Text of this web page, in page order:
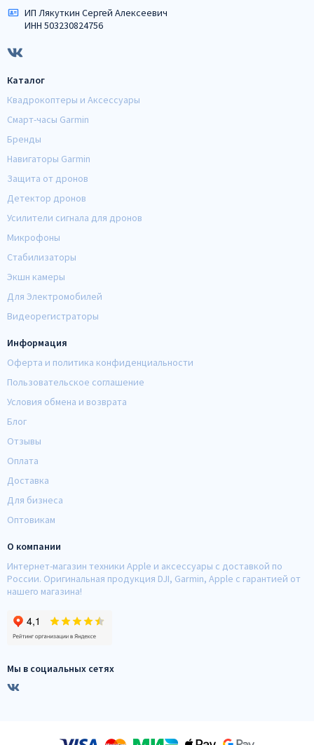
ИП Лякуткин Сергей Алексеевич
ИНН 503230824756
Каталог
Квадрокоптеры и Аксессуары
Смарт-часы Garmin
Бренды
Навигаторы Garmin
Защита от дронов
Детектор дронов
Усилители сигнала для дронов
Микрофоны
Стабилизаторы
Экшн камеры
Для Электромобилей
Видеорегистраторы
Информация
Оферта и политика конфиденциальности
Пользовательское соглашение
Условия обмена и возврата
Блог
Отзывы
Оплата
Доставка
Для бизнеса
Оптовикам
О компании
Интернет-магазин техники Apple и аксессуары с доставкой по
России. Оригинальная продукция DJI, Garmin, Apple с гарантией от
нашего магазина!
Мы в социальных сетях